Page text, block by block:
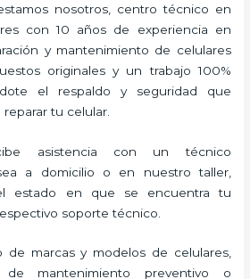
nosotros, centro técnico en
con 10 años de experiencia en
y mantenimiento de celulares
originales y un trabajo 100%
el respaldo y seguridad que
tu celular.
asistencia con un técnico
a domicilio o en nuestro taller,
estado en que se encuentra tu
soporte técnico.
de marcas y modelos de celulares,
de mantenimiento preventivo o